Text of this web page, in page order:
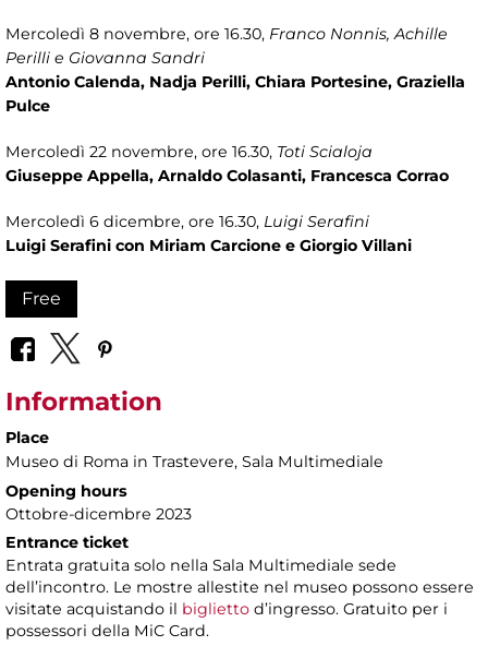
Mercoledì 8 novembre, ore 16.30, Franco Nonnis, Achille
Perilli e Giovanna Sandri
Antonio Calenda, Nadja Perilli, Chiara Portesine, Graziella
Pulce
Mercoledì 22 novembre, ore 16.30, Toti Scialoja
Giuseppe Appella, Arnaldo Colasanti, Francesca Corrao
Mercoledì 6 dicembre, ore 16.30, Luigi Serafini
Luigi Serafini con Miriam Carcione e Giorgio Villani
Free
Information
Place
Museo di Roma in Trastevere, Sala Multimediale
Opening hours
Ottobre-dicembre 2023
Entrance ticket
Entrata gratuita solo nella Sala Multimediale sede
dell’incontro. Le mostre allestite nel museo possono essere
visitate acquistando il biglietto d’ingresso. Gratuito per i
possessori della MiC Card.